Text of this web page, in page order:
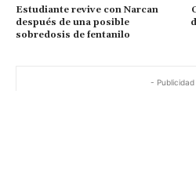
Estudiante revive con Narcan
después de una posible
sobredosis de fentanilo
- Publicidad